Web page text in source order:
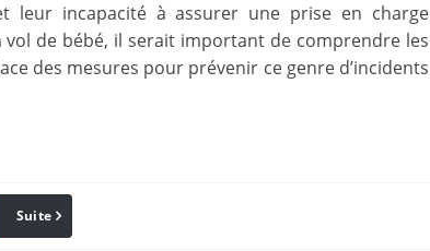
leur incapacité à assurer une prise en charge
de bébé, il serait important de comprendre les
des mesures pour prévenir ce genre d’incidents
Pinterest
Suite